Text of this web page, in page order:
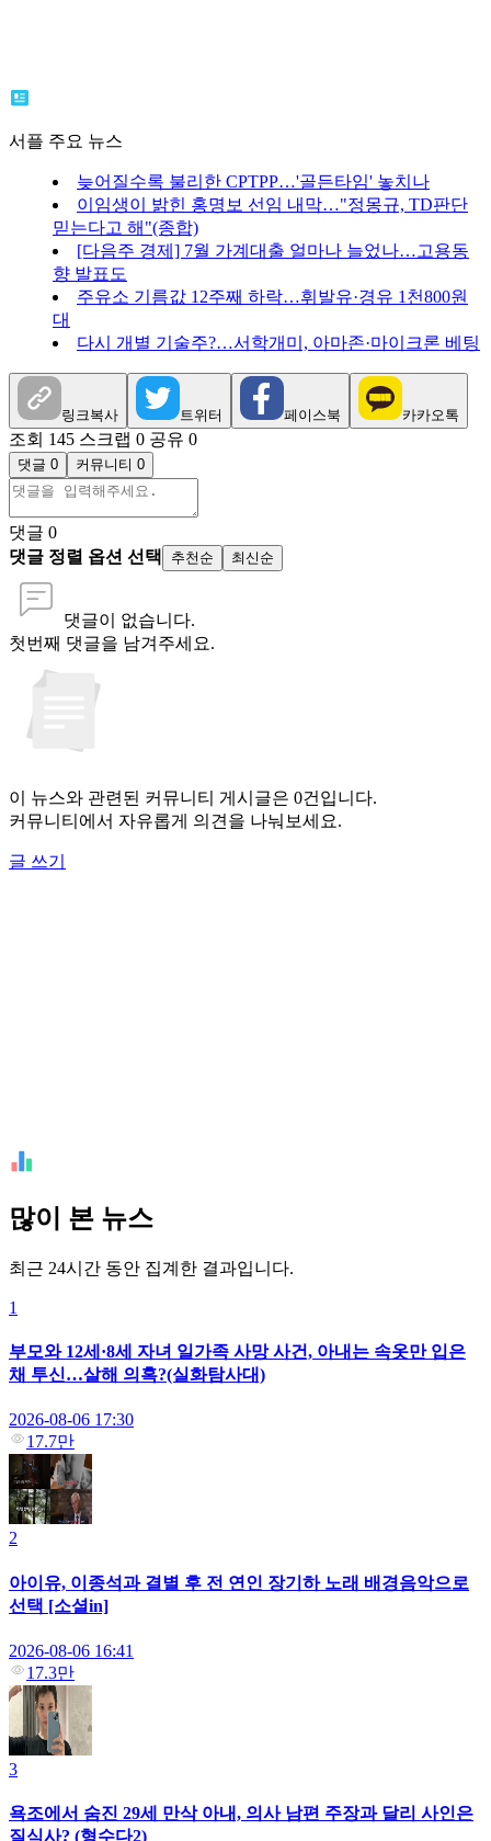
서플 주요 뉴스
늦어질수록 불리한 CPTPP…'골든타임' 놓치나
이임생이 밝힌 홍명보 선임 내막…"정몽규, TD판단
믿는다고 해"(종합)
[다음주 경제] 7월 가계대출 얼마나 늘었나…고용동
향 발표도
주유소 기름값 12주째 하락…휘발유·경유 1천800원
대
다시 개별 기술주?…서학개미, 아마존·마이크론 베팅
링크복사 트위터 페이스북 카카오톡
조회 145 스크랩 0 공유 0
댓글 0 커뮤니티 0
댓글 0
댓글 정렬 옵션 선택
추천순 최신순
댓글이 없습니다.
첫번째 댓글을 남겨주세요.
이 뉴스와 관련된 커뮤니티 게시글은 0건입니다.
커뮤니티에서 자유롭게 의견을 나눠보세요.
글 쓰기
많이 본 뉴스
최근 24시간 동안 집계한 결과입니다.
1
부모와 12세·8세 자녀 일가족 사망 사건, 아내는 속옷만 입은
채 투신…살해 의혹?(실화탐사대)
2026-08-06 17:30
17.7만
2
아이유, 이종석과 결별 후 전 연인 장기하 노래 배경음악으로
선택 [소셜in]
2026-08-06 16:41
17.3만
3
욕조에서 숨진 29세 만삭 아내, 의사 남편 주장과 달리 사인은
질식사? (형수다2)